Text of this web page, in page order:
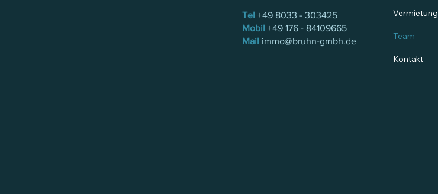
Vermietung
Team
Kontakt
Tel +49 8033 - 303425
Mobil +49 176 - 84109665
Mail immo@bruhn-gmbh.de